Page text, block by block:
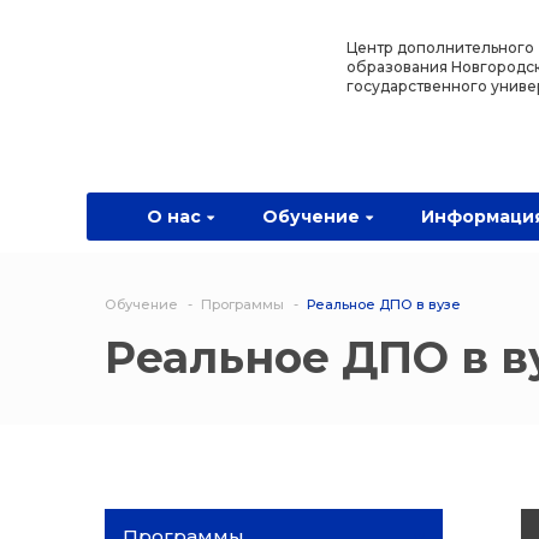
О нас Обучение
Программы
колледж
Мероприятия
Центр дополнительного
образования
государственного
Обучение Программы Реальное ДПО в вузе
Реальное ДПО в